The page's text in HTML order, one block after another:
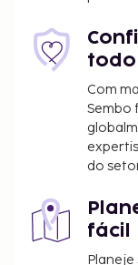
excursões/
comodidades
Peça o seu
serve
entre as 8:00 e
O alojamento
seguintes
aplicáveis:
Imposto
noite. Este
com menos
todo
Com
Sembo
do
fácil